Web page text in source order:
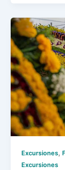
Excursiones,
Excursiones